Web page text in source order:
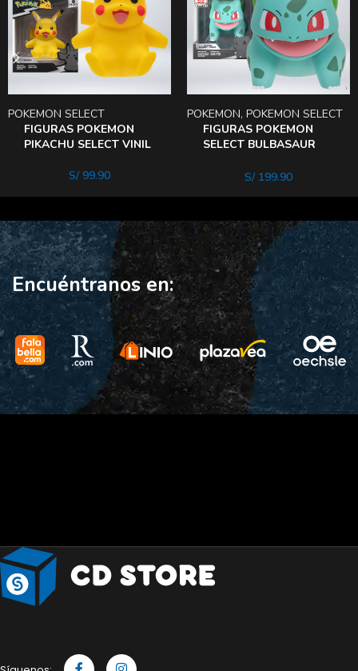
FIGURAS POKEMON
PIKACHU SELECT VINIL
POKEMON SELECT
S/99.90
FIGURAS POKEMON
SELECT BULBASAUR
POKEMON, POKEMON SELECT
S/199.90
Encuéntranos en: